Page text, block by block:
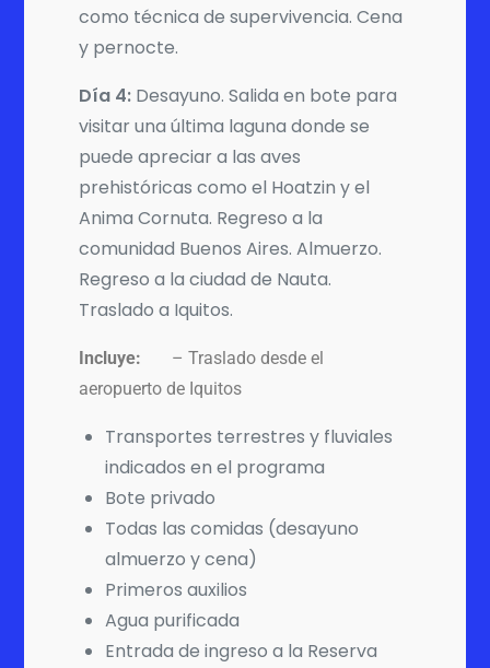
como técnica de supervivencia. Cena
y pernocte.
Día 4: Desayuno. Salida en bote para
visitar una última laguna donde se
puede apreciar a las aves
prehistóricas como el Hoatzin y el
Anima Cornuta. Regreso a la
comunidad Buenos Aires. Almuerzo.
Regreso a la ciudad de Nauta.
Traslado a Iquitos.
Incluye: – Traslado desde el
aeropuerto de Iquitos
Transportes terrestres y fluviales
indicados en el programa
Bote privado
Todas las comidas (desayuno
almuerzo y cena)
Primeros auxilios
Agua purificada
Entrada de ingreso a la Reserva